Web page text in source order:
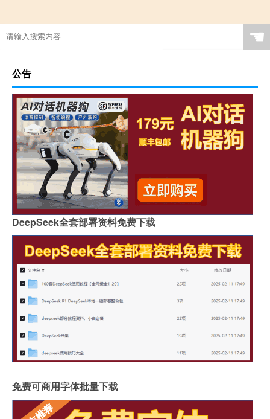
☚
公告
DeepSeek全套部署资料免费下载
免费可商用字体批量下载